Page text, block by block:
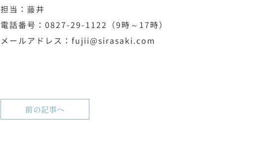
担当：藤井
電話番号：0827-29-1122（9時～17時）
メールアドレス：fujii@sirasaki.com
前の記事へ